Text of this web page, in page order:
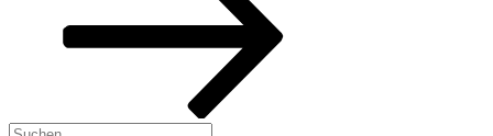
Suchen